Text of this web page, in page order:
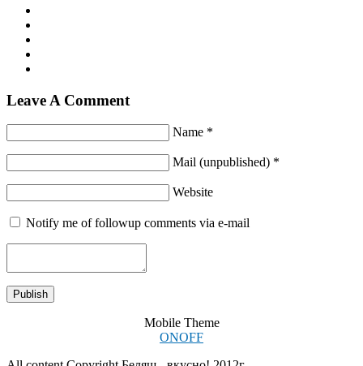
Leave A Comment
Name *
Mail (unpublished) *
Website
Notify me of followup comments via e-mail
Mobile Theme
ONOFF